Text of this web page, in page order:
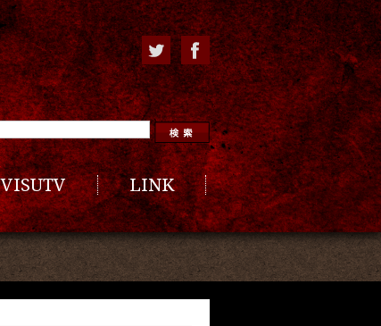
VISUTV LINK